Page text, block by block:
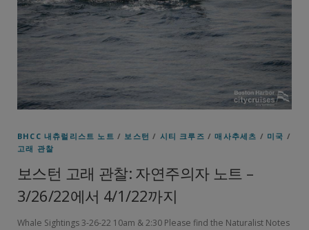
BHCC 내츄럴리스트 노트 / 보스턴 / 시티 크루즈 /매사추세츠 / 미국 /
고래 관찰
보스턴 고래 관찰: 자연주의자 노트 –
3/26/22에서 4/1/22까지
Whale Sightings 3-26-22 10am & 2:30 Please find the Naturalist Notes